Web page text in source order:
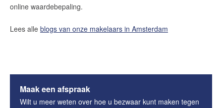
online waardebepaling.
Lees alle blogs van onze makelaars in Amsterdam
Maak een afspraak
Wilt u meer weten over hoe u bezwaar kunt maken tegen